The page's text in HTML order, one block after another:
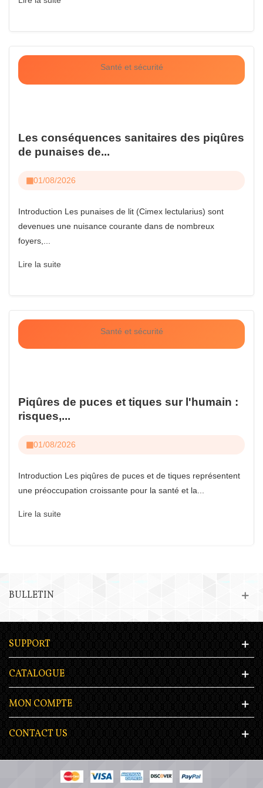
Santé et sécurité
Les conséquences sanitaires des piqûres
de punaises de...
01/08/2026
Introduction Les punaises de lit (Cimex lectularius) sont
devenues une nuisance courante dans de nombreux
foyers,...
Lire la suite
Santé et sécurité
Piqûres de puces et tiques sur l'humain :
risques,...
01/08/2026
Introduction Les piqûres de puces et de tiques représentent
une préoccupation croissante pour la santé et la...
Lire la suite
BULLETIN
SUPPORT
CATALOGUE
MON COMPTE
CONTACT US